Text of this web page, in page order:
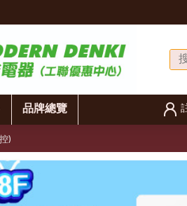
品牌總覽
)